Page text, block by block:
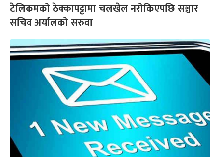
टेलिकमको ठेक्कापट्टामा चलखेल नरोकिएपछि सञ्चार
सचिव अर्यालको सरुवा